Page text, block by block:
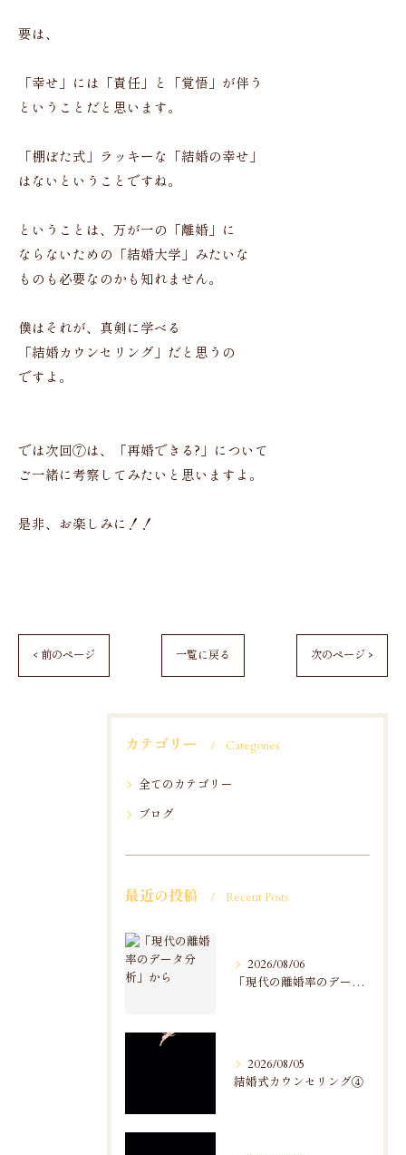
要は、
「幸せ」には「責任」と「覚悟」が伴う
ということだと思います。
「棚ぼた式」ラッキーな「結婚の幸せ」
はないということですね。
ということは、万が一の「離婚」に
ならないための「結婚大学」みたいな
ものも必要なのかも知れません。
僕はそれが、真剣に学べる
「結婚カウンセリング」だと思うの
ですよ。
では次回⑦は、「再婚できる?」について
ご一緒に考察してみたいと思いますよ。
是非、お楽しみに！！
< 前のページ 一覧に戻る 次のページ >
カテゴリー Categories
全てのカテゴリー
ブログ
最近の投稿 Recent Posts
2026/08/06
「現代の離婚率のデータ分析」から
2026/08/05
結婚式カウンセリング④